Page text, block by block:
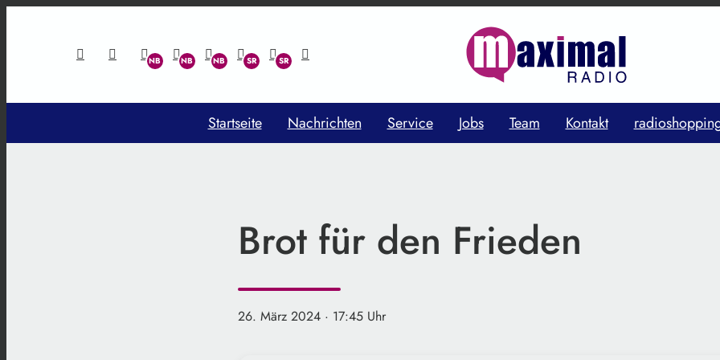
Startseite Nachrichten Service Jobs Team Kontakt
Brot für den Frieden
26. März 2024 · 17:45 Uhr